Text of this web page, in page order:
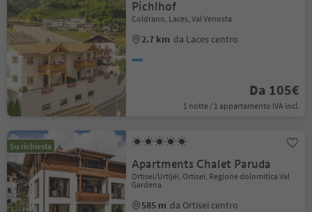
Pichlhof
Coldrano, Laces, Val Venosta
2.7 km da Laces centro
Da 105€
1 notte / 1 appartamento IVA incl.
Su richiesta
Apartments Chalet Paruda
Ortisei/Urtijëi, Ortisei, Regione dolomitica Val
Gardena
585 m da Ortisei centro